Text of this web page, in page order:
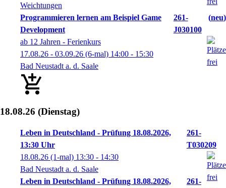
Weichtungen
Programmieren lernen am Beispiel Game
Development
261-
J030100
neu
ab 12 Jahren - Ferienkurs
17.08.26 - 03.09.26 (6-mal) 14:00 - 15:30
Bad Neustadt a. d. Saale
18.08.26 (Dienstag)
Leben in Deutschland - Prüfung 18.08.2026,
13:30 Uhr
261-
T030209
18.08.26 (1-mal) 13:30 - 14:30
Bad Neustadt a. d. Saale
Leben in Deutschland - Prüfung 18.08.2026,
261-